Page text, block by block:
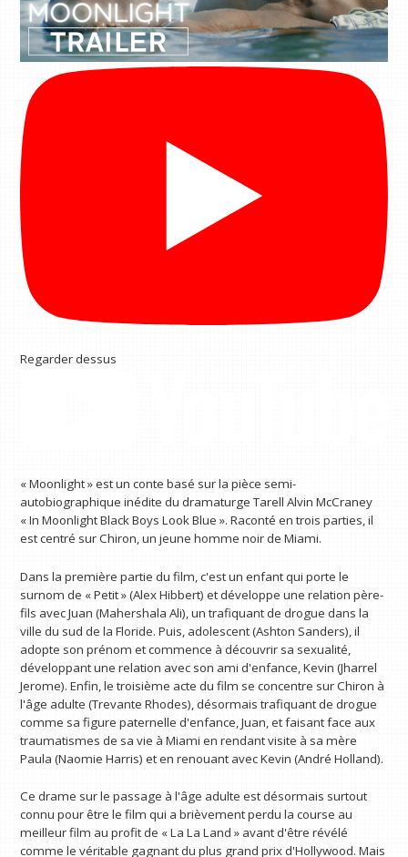
Regarder dessus
« Moonlight » est un conte basé sur la pièce semi-
autobiographique inédite du dramaturge Tarell Alvin McCraney
« In Moonlight Black Boys Look Blue ». Raconté en trois parties, il
est centré sur Chiron, un jeune homme noir de Miami.
Dans la première partie du film, c'est un enfant qui porte le
surnom de « Petit » (Alex Hibbert) et développe une relation père-
fils avec Juan (Mahershala Ali), un trafiquant de drogue dans la
ville du sud de la Floride. Puis, adolescent (Ashton Sanders), il
adopte son prénom et commence à découvrir sa sexualité,
développant une relation avec son ami d'enfance, Kevin (Jharrel
Jerome). Enfin, le troisième acte du film se concentre sur Chiron à
l'âge adulte (Trevante Rhodes), désormais trafiquant de drogue
comme sa figure paternelle d'enfance, Juan, et faisant face aux
traumatismes de sa vie à Miami en rendant visite à sa mère
Paula (Naomie Harris) et en renouant avec Kevin (André Holland).
Ce drame sur le passage à l'âge adulte est désormais surtout
connu pour être le film qui a brièvement perdu la course au
meilleur film au profit de « La La Land » avant d'être révélé
comme le véritable gagnant du plus grand prix d'Hollywood. Mais